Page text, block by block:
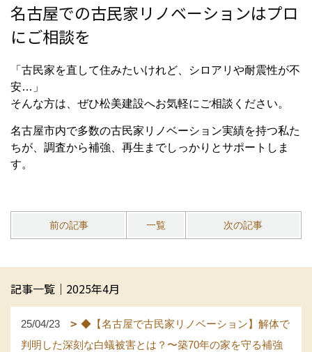
名古屋での古民家リノベーションはプロ
にご相談を
「古民家を直して住みたいけれど、シロアリや耐震性が不
安…」
そんな方は、ぜひ松美建設へお気軽にご相談ください。
名古屋市内で多数の古民家リノベーション実績を持つ私た
ちが、調査から補強、再生までしっかりとサポートしま
す。
前の記事 一覧 次の記事
記事一覧｜2025年4月
25/04/23
◆【名古屋で古民家リノベーション】解体で
判明した深刻な白蟻被害とは？〜築70年の家を守る補強